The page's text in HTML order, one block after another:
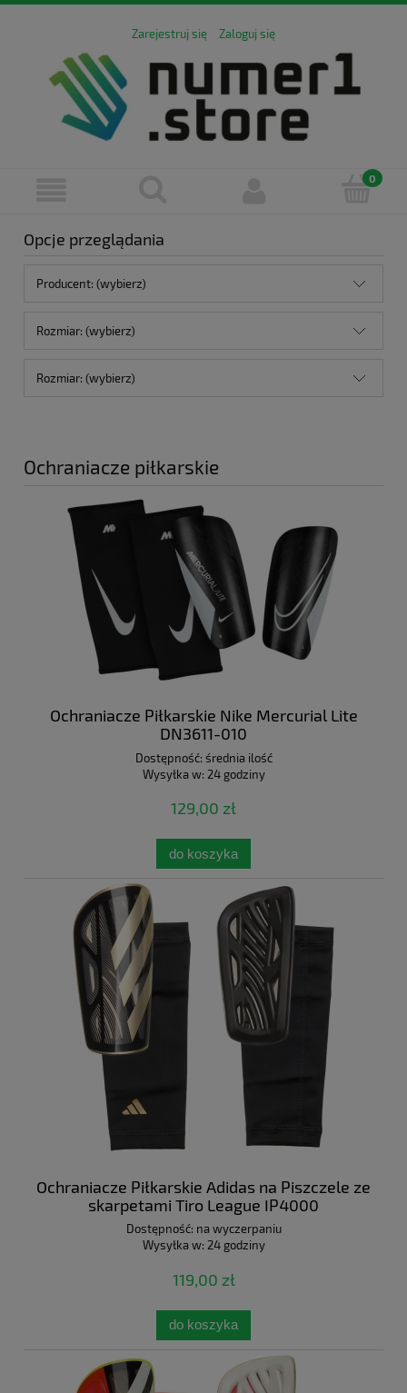
Zarejestruj się Zaloguj się
Opcje przeglądania
Producent: (wybierz)
Rozmiar: (wybierz)
Rozmiar: (wybierz)
Ochraniacze piłkarskie
Ochraniacze Piłkarskie Nike Mercurial Lite
DN3611-010
Dostępność: średnia ilość
Wysyłka w: 24 godziny
129,00 zł
do koszyka
Ochraniacze Piłkarskie Adidas na Piszczele ze
skarpetami Tiro League IP4000
Dostępność: na wyczerpaniu
Wysyłka w: 24 godziny
119,00 zł
do koszyka